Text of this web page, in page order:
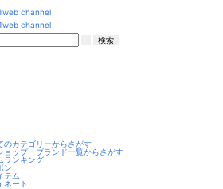
検索
のカテゴリーからさがす
ョップ・ブランド一覧からさがす
ランキング
ン
テム
ネート